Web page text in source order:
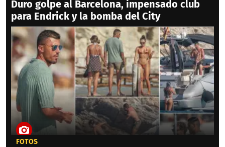
Duro golpe al Barcelona, impensado club
para Endrick y la bomba del City
FOTOS